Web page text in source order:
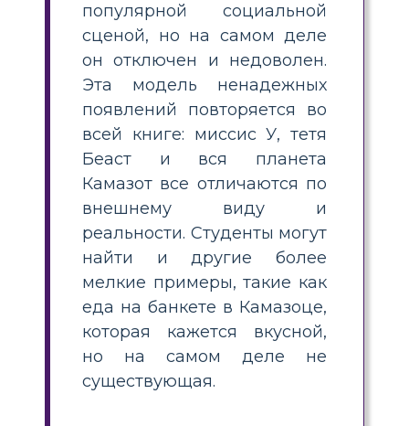
популярной социальной
сценой, но на самом деле
он отключен и недоволен.
Эта модель ненадежных
появлений повторяется во
всей книге: миссис У, тетя
Беаст и вся планета
Камазот все отличаются по
внешнему виду и
реальности. Студенты могут
найти и другие более
мелкие примеры, такие как
еда на банкете в Камазоце,
которая кажется вкусной,
но на самом деле не
существующая.